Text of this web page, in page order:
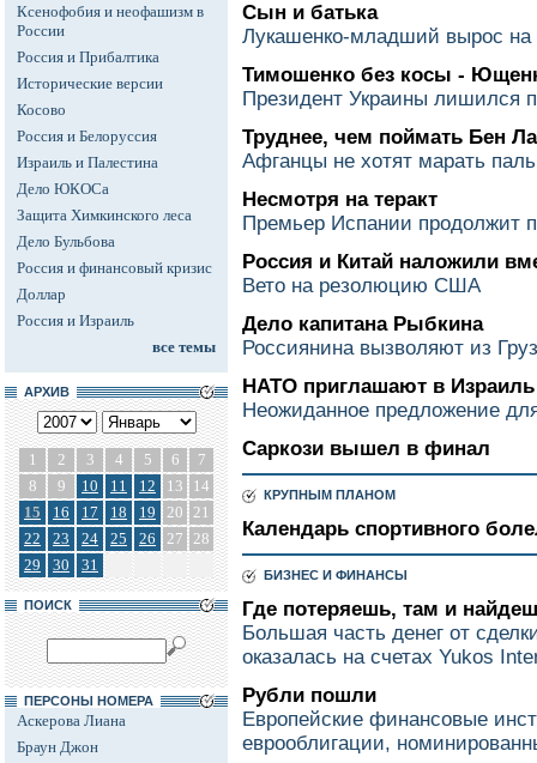
Ксенофобия и неофашизм в
России
Россия и Прибалтика
Исторические версии
Косово
Россия и Белоруссия
Израиль и Палестина
Дело ЮКОСа
Защита Химкинского леса
Дело Бульбова
Россия и финансовый кризис
Доллар
Россия и Израиль
все темы
АРХИВ
1 2 3 4 5 6
7
8
9 10 11 12 13
14
15
16 17 18 19 20 21
22
23 24 25 26 27 28
29
30 31
ПОИСК
ПЕРСОНЫ НОМЕРА
Аскерова Лиана
Браун Джон
Сын и батька
Лукашенко-младший вырос на
Тимошенко без косы -
Президент Украины лишился
Труднее, чем поймать Бен
Афганцы не хотят марать
Несмотря на теракт
Премьер Испании продолжит
Россия и Китай наложили
Вето на резолюцию США
Дело капитана Рыбкина
Россиянина вызволяют из
НАТО приглашают в Израиль
Неожиданное предложение
Саркози вышел в финал
КРУПНЫМ ПЛАНОМ
Календарь спортивного
БИЗНЕС И ФИНАНСЫ
Где потеряешь, там и
Большая часть денег от
оказалась на счетах Yukos
Рубли пошли
Европейские финансовые
еврооблигации,